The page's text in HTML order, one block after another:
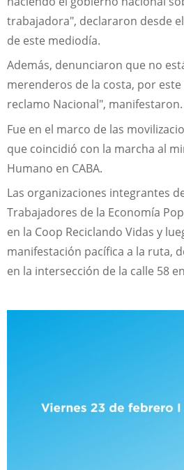
trabajadora", declararon desde
de este mediodía.
Además, denunciaron que no
merenderos de la costa, por
reclamo Nacional", manifestaron.
Fue en el marco de las
que coincidió con la marcha al
Humano en CABA.
Las organizaciones integrantes
Trabajadores de la Economía
en la Coop Reciclando Vidas y
manifestación pacífica a la ruta,
en la intersección de la calle 58